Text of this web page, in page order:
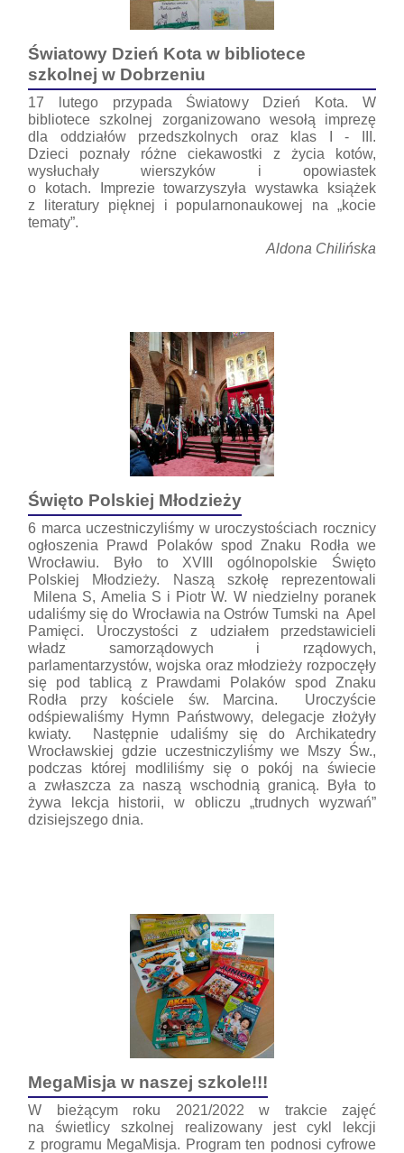
Światowy Dzień Kota w bibliotece
szkolnej w Dobrzeniu
17 lutego przypada Światowy Dzień Kota. W
bibliotece szkolnej zorganizowano wesołą imprezę
dla oddziałów przedszkolnych oraz klas I - III.
Dzieci poznały różne ciekawostki z życia kotów,
wysłuchały wierszyków i opowiastek
o kotach. Imprezie towarzyszyła wystawka książek
z literatury pięknej i popularnonaukowej na „kocie
tematy”.
Aldona Chilińska
Święto Polskiej Młodzieży
6 marca uczestniczyliśmy w uroczystościach rocznicy
ogłoszenia Prawd Polaków spod Znaku Rodła we
Wrocławiu. Było to XVIII ogólnopolskie Święto
Polskiej Młodzieży. Naszą szkołę reprezentowali
Milena S, Amelia S i Piotr W. W niedzielny poranek
udaliśmy się do Wrocławia na Ostrów Tumski na Apel
Pamięci. Uroczystości z udziałem przedstawicieli
władz samorządowych i rządowych,
parlamentarzystów, wojska oraz młodzieży rozpoczęły
się pod tablicą z Prawdami Polaków spod Znaku
Rodła przy kościele św. Marcina. Uroczyście
odśpiewaliśmy Hymn Państwowy, delegacje złożyły
kwiaty. Następnie udaliśmy się do Archikatedry
Wrocławskiej gdzie uczestniczyliśmy we Mszy Św.,
podczas której modliliśmy się o pokój na świecie
a zwłaszcza za naszą wschodnią granicą. Była to
żywa lekcja historii, w obliczu „trudnych wyzwań”
dzisiejszego dnia.
MegaMisja w naszej szkole!!!
W bieżącym roku 2021/2022 w trakcie zajęć
na świetlicy szkolnej realizowany jest cykl lekcji
z programu MegaMisja. Program ten podnosi cyfrowe